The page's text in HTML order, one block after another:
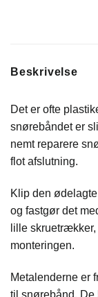
Beskrivelse
Det er ofte
snørebåndet er
nemt reparere
flot afslutning.
Klip den
og fastgør det
lille
monteringen.
Metalenderne er
til snørebånd. De